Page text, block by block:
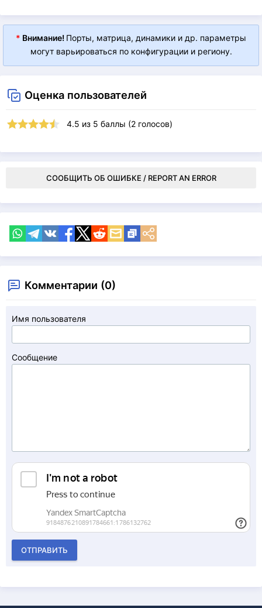
* Внимание! Порты, матрица, динамики и др. параметры
могут варьироваться по конфигурации и региону.
Оценка пользователей
4.5 из 5 баллы (2 голосов)
СООБЩИТЬ ОБ ОШИБКЕ / REPORT AN ERROR
Комментарии (0)
Имя пользователя
Сообщение
ОТПРАВИТЬ